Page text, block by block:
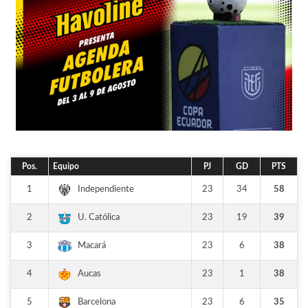
Pos. Equipo PJ GD PTS
1 Independiente 23 34 58
2 U. Católica 23 19 39
3 Macará 23 6 38
4 Aucas 23 1 38
5 Barcelona 23 6 35